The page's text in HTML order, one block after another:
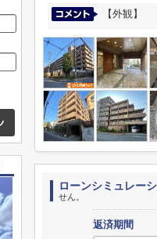
【外観】
ローンシミュレー
せん。
返済期間